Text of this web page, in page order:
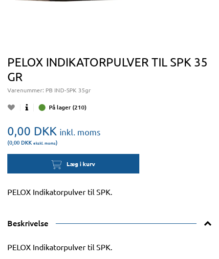
PELOX INDIKATORPULVER TIL SPK 35
GR
Varenummer: PB IND-SPK 35gr
På lager (210)
0,00 DKK inkl. moms
(0,00 DKK ekskl. moms)
Læg i kurv
PELOX Indikatorpulver til SPK.
Beskrivelse
PELOX Indikatorpulver til SPK.